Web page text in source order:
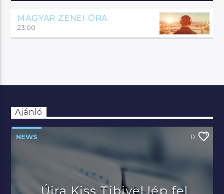
MAGYAR ZENEI ÓRA
23:00
Ajánló
NEWS 0
Újra Kiss Tibivel lép fel